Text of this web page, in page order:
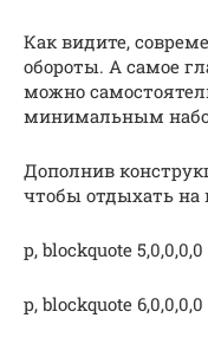
Как видите,
обороты. А самое
можно
минимальным
Дополнив
чтобы отдыхать на
p, blockquote
p, blockquote